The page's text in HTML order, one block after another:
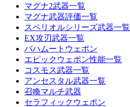
マグナ2武器一覧
マグナ武器評価一覧
スペリオルシリーズ武器一覧
EX攻刃武器一覧
バハムートウェポン
エピックウェポン性能一覧
コスモス武器一覧
アンセスタル武器一覧
召喚マルチ武器
セラフィックウェポン